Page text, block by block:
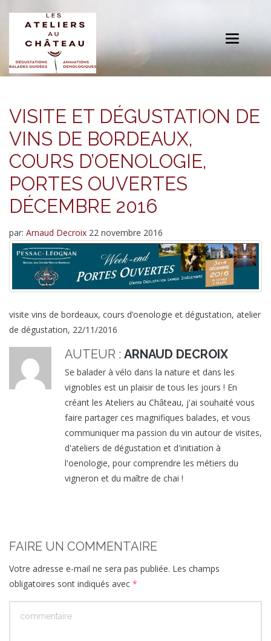
Toggle
VISITE ET DÉGUSTATION DE
VINS DE BORDEAUX,
COURS D’OENOLOGIE,
PORTES OUVERTES
DÉCEMBRE 2016
par: Arnaud Decroix 22 novembre 2016
visite vins de bordeaux, cours d’oenologie et dégustation, atelier
de dégustation, 22/11/2016
AUTEUR : ARNAUD DECROIX
Se balader à vélo dans la nature et dans les
vignobles est un plaisir de tous les jours ! En
créant les Ateliers au Château, j'ai souhaité vous
faire partager ces magnifiques balades, et vous
communiquer ma passion du vin autour de visites,
d'ateliers de dégustation et d'initiation à
l'oenologie, pour comprendre les métiers du
vigneron et du maître de chai !
FAIRE UN COMMENTAIRE
Votre adresse e-mail ne sera pas publiée. Les champs
obligatoires sont indiqués avec *